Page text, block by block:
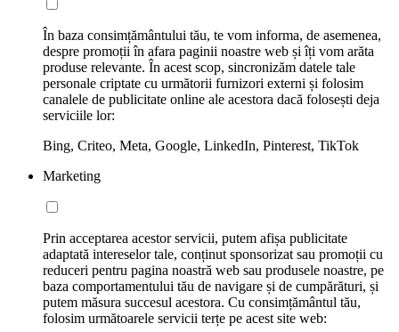
În baza consimțământului tău, te vom informa, de asemenea,
despre promoții în afara paginii noastre web și îți vom arăta
produse relevante. În acest scop, sincronizăm datele tale
personale criptate cu următorii furnizori externi și folosim
canalele de publicitate online ale acestora dacă folosești deja
serviciile lor:
Bing, Criteo, Meta, Google, LinkedIn, Pinterest, TikTok
Marketing
Prin acceptarea acestor servicii, putem afișa publicitate
adaptată intereselor tale, conținut sponsorizat sau promoții cu
reduceri pentru pagina noastră web sau produsele noastre, pe
baza comportamentului tău de navigare și de cumpărături, și
putem măsura succesul acestora. Cu consimțământul tău,
folosim următoarele servicii terțe pe acest site web: